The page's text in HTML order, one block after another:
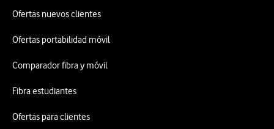
Ofertas nuevos clientes
Ofertas portabilidad móvil
Comparador fibra y móvil
Fibra estudiantes
Ofertas para clientes